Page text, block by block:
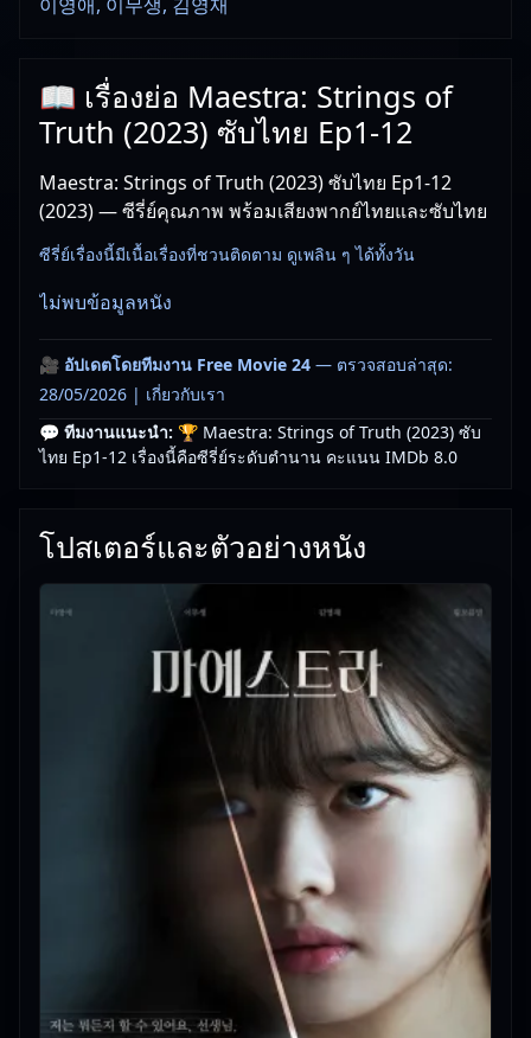
📖 เรื่องย่อ Maestra: Strings of
Truth (2023) ซับไทย Ep1-12
Maestra: Strings of Truth (2023) ซับไทย Ep1-12
(2023) — ซีรี่ย์คุณภาพ พร้อมเสียงพากย์ไทยและซับไทย
ซีรี่ย์เรื่องนี้มีเนื้อเรื่องที่ชวนติดตาม ดูเพลิน ๆ ได้ทั้งวัน
ไม่พบข้อมูลหนัง
🎥 อัปเดตโดยทีมงาน Free Movie 24 — ตรวจสอบล่าสุด:
28/05/2026 | เกี่ยวกับเรา
💬 ทีมงานแนะนำ: 🏆 Maestra: Strings of Truth (2023) ซับ
ไทย Ep1-12 เรื่องนี้คือซีรี่ย์ระดับตำนาน คะแนน IMDb 8.0
โปสเตอร์และตัวอย่างหนัง